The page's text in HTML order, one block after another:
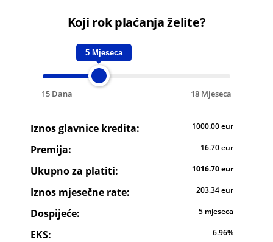
Koji rok plaćanja želite?
15 Dana 18 Mjeseca
5 Mjeseca
Detalji
kreditu
detalji
troškovima
i
datum
dospijeća
Iznos glavnice kredita: 1000.00 eur
Premija: 16.70 eur
Ukupno za platiti: 1016.70 eur
Iznos mjesečne rate: 203.34 eur
Dospijeće: 5 mjeseca
EKS: 6.96%